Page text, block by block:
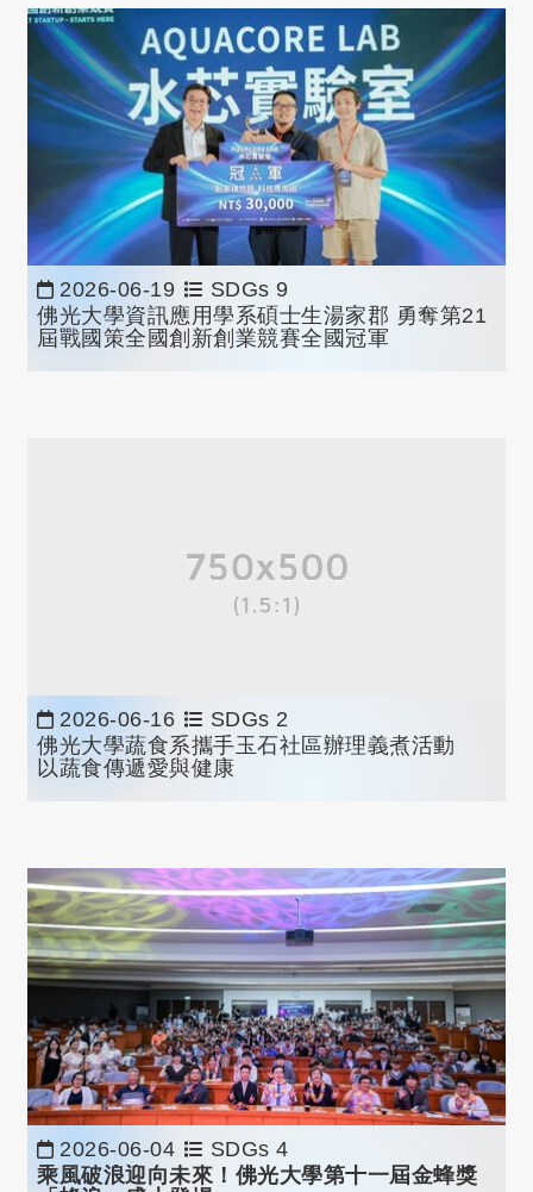
2026-06-19
SDGs 9
佛光大學資訊應用學系碩士生湯家郡 勇奪第21
屆戰國策全國創新創業競賽全國冠軍
2026-06-16
SDGs 2
佛光大學蔬食系攜手玉石社區辦理義煮活動
以蔬食傳遞愛與健康
2026-06-04
SDGs 4
乘風破浪迎向未來！佛光大學第十一屆金蜂獎